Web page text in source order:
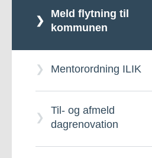
Meld flytning til
kommunen
Mentorordning ILIK
Til- og afmeld
dagrenovation